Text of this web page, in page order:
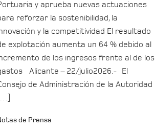
y aprueba nuevas actuaciones
reforzar la sostenibilidad, la
y la competitividad El resultado
explotación aumenta un 64 % debido al
de los ingresos frente al de los
Alicante – 22/julio2026.- El
de Administración de la Autoridad
de Prensa